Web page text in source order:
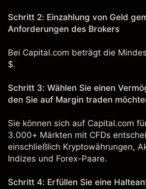
Schritt 2: Einzahlung von Geld
Anforderungen des Brokers
Bei Capital.com beträgt die
$.
Schritt 3: Wählen Sie einen
den Sie auf Margin traden
Sie können sich auf Capital.com
3.000+ Märkten mit CFDs
einschließlich Kryptowährungen,
Indizes und Forex-Paare.
Schritt 4: Erfüllen Sie eine